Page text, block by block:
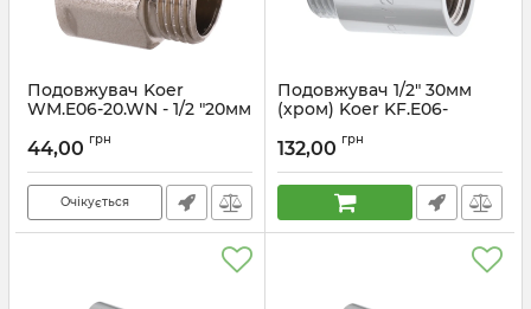
Подовжувач Koer
WM.E06-20.WN - 1/2 "20мм
Артикул: KR3003
44,00 грн
Очікується
Подовжувач 1/2" 30мм
(хром) Koer KF.E06-
Артикул: KF0096
132,00 грн